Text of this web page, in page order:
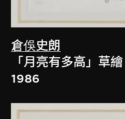
倉俁史朗
「月亮有多高」草繪
1986